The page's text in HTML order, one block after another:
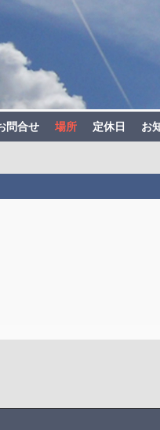
問合せ 場所 定休日 お